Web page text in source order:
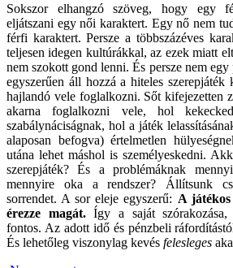
Sokszor elhangzó szöveg, hogy egy
eljátszani egy női karaktert. Egy nő nem
férfi karaktert. Persze a többszázéves
teljesen idegen kultúrákkal, az ezek miatt
nem szokott gond lenni. És persze nem
egyszerűen áll hozzá a hiteles szerepjáték
hajlandó vele foglalkozni. Sőt kifejezetten
akarna foglalkozni vele, hol
szabálynáciságnak, hol a játék
alaposan befogva) értelmetlen
utána lehet máshol is személyeskedni.
szerepjáték? És a problémáknak
mennyire oka a rendszer? Állítsunk
sorrendet. A sor eleje egyszerű: A
érezze magát.Így a saját szórakozása,
fontos. Az adott idő és pénzbeli
És lehetőleg viszonylag kevés felesleges